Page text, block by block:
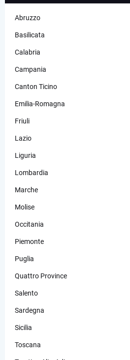
Abruzzo
Basilicata
Calabria
Campania
Canton Ticino
Emilia-Romagna
Friuli
Lazio
Liguria
Lombardia
Marche
Molise
Occitania
Piemonte
Puglia
Quattro Province
Salento
Sardegna
Sicilia
Toscana